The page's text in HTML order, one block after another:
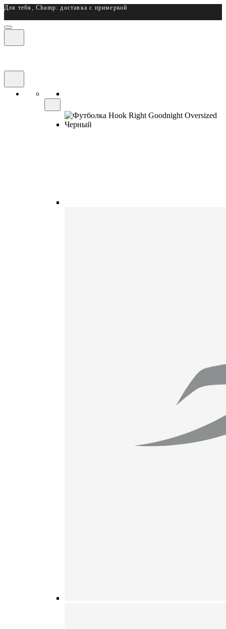
Для тебя, Champ: доставка с примеркой